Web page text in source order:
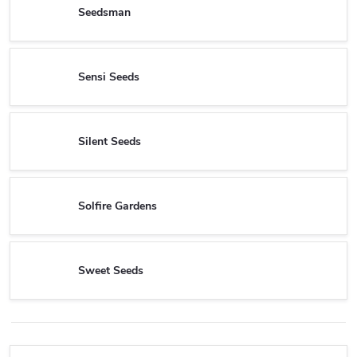
Seedsman
Sensi Seeds
Silent Seeds
Solfire Gardens
Sweet Seeds